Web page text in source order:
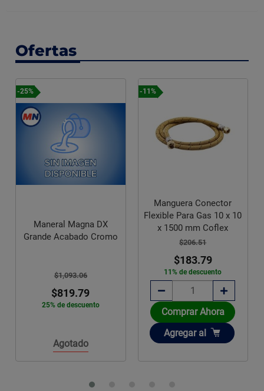
Ofertas
Maneral Magna DX
Grande Acabado Cromo
$1,093.06
$819.79
25% de descuento
Agotado
Manguera Conector
Flexible Para Gas 10 x 10
x 1500 mm Coflex
$206.51
$183.79
11% de descuento
Comprar Ahora
Añadir
Agregaral